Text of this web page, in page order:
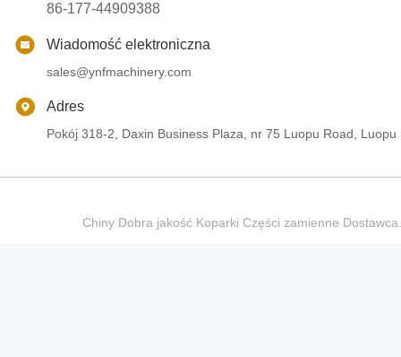
86-177-44909388
Wiadomość elektroniczna
sales@ynfmachinery.com
Adres
Pokój 318-2, Daxin Business Plaza, nr 75 Luopu Road,
Chiny Dobra jakość Koparki Części zamienne